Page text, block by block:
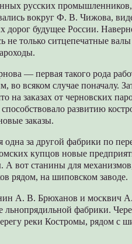
русских промышленников,
вокруг Ф. В. Чижова,
дорог будущее России.
не только ситцепечатные
— первая такого рода
всяком случае поначалу.
на заказах от черновских
развитию
заказы.
за другой фабрики по
купцов новые
А вот станины для
рядом, на шиповском заводе.
А. В. Брюханов и москвич
льнопрядильной фабрики.
реки Костромы, рядом с